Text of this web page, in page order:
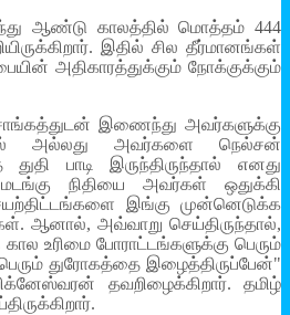
ஆண்டு காலத்தில் மொத்தம் 444
இதில் சில தீர்மானங்கள்
அதிகாரத்துக்கும் நோக்குக்கும்
இணைந்து அவர்களுக்கு
அல்லது அவர்களை நெல்சன்
துதி பாடி இருந்திருந்தால் எனது
நிதியை அவர்கள் ஒதுக்கி
இங்கு முன்னெடுக்க
ஆனால், அவ்வாறு செய்திருந்தால்,
உரிமை போராட்டங்களுக்கு பெரும்
துரோகத்தை இழைத்திருப்பேன்"
தவறிழைக்கிறார். தமிழ்